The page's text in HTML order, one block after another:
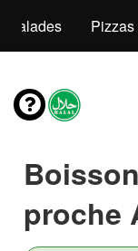
Salades
proche